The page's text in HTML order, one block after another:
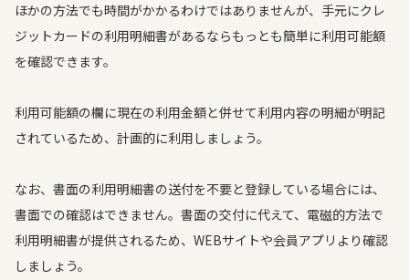
ほかの方法でも時間がかかるわけではありませんが、手元にクレ
ジットカードの利用明細書があるならもっとも簡単に利用可能額
を確認できます。
利用可能額の欄に現在の利用金額と併せて利用内容の明細が明記
されているため、計画的に利用しましょう。
なお、書面の利用明細書の送付を不要と登録している場合には、
書面での確認はできません。書面の交付に代えて、電磁的方法で
利用明細書が提供されるため、WEBサイトや会員アプリより確認
しましょう。